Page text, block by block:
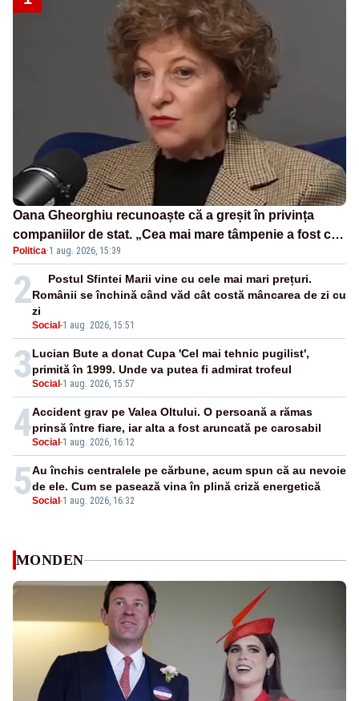
Oana Gheorghiu recunoaște că a greșit în privința
companiilor de stat. „Cea mai mare tâmpenie a fost că
eu am crezut că lucrurile sunt deschise”
Politica·1 aug. 2026, 15:39
2
Social -1 aug. 2026, 15:51
Postul Sfintei Marii vine cu cele mai mari prețuri.
Românii se închină când văd cât costă mâncarea de zi cu
zi
3Social -1 aug. 2026, 15:57
Lucian Bute a donat Cupa 'Cel mai tehnic pugilist',
primită în 1999. Unde va putea fi admirat trofeul
4Social -1 aug. 2026, 16:12
Accident grav pe Valea Oltului. O persoană a rămas
prinsă între fiare, iar alta a fost aruncată pe carosabil
5Social -1 aug. 2026, 16:32
Au închis centralele pe cărbune, acum spun că au nevoie
de ele. Cum se pasează vina în plină criză energetică
MONDEN